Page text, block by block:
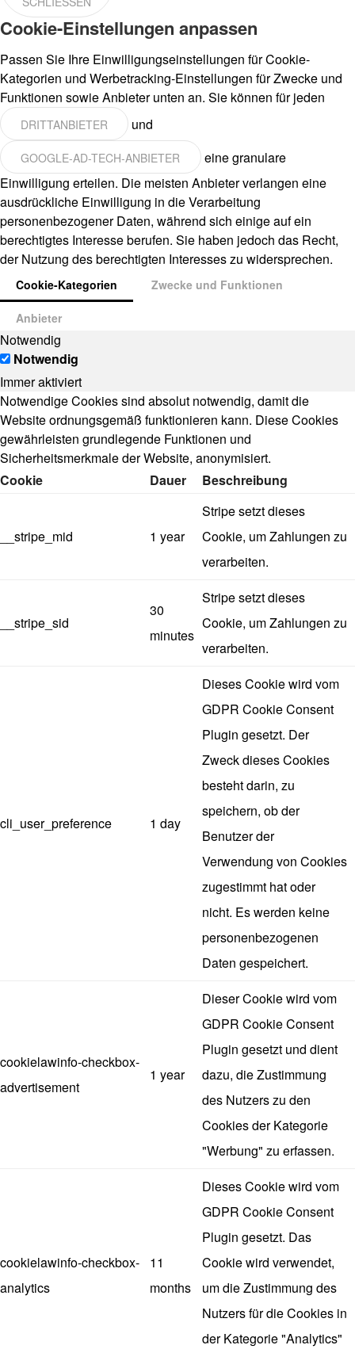
Cookie-Einstellungen anpassen
Passen Sie Ihre Einwilligungseinstellungen für Cookie-
Kategorien und Werbetracking-Einstellungen für Zwecke und
Funktionen sowie Anbieter unten an. Sie können für jeden
DRITTANBIETER und
GOOGLE-AD-TECH-ANBIETER
eine granulare
Einwilligung erteilen. Die meisten Anbieter verlangen eine
ausdrückliche Einwilligung in die Verarbeitung
personenbezogener Daten, während sich einige auf ein
berechtigtes Interesse berufen. Sie haben jedoch das Recht,
der Nutzung des berechtigten Interesses zu widersprechen.
Cookie-Kategorien Zwecke und Funktionen
Anbieter
Notwendig
Notwendig
Immer aktiviert
Notwendige Cookies sind absolut notwendig, damit die
Website ordnungsgemäß funktionieren kann. Diese Cookies
gewährleisten grundlegende Funktionen und
Sicherheitsmerkmale der Website, anonymisiert.
Cookie
Dauer Beschreibung
__stripe_mid 1 year
Stripe setzt dieses
Cookie, um Zahlungen zu
verarbeiten.
__stripe_sid
30
minutes
Stripe setzt dieses
Cookie, um Zahlungen zu
verarbeiten.
cli_user_preference 1 day
Dieses Cookie wird vom
GDPR Cookie Consent
Plugin gesetzt. Der
Zweck dieses Cookies
besteht darin, zu
speichern, ob der
Benutzer der
Verwendung von Cookies
zugestimmt hat oder
nicht. Es werden keine
personenbezogenen
Daten gespeichert.
cookielawinfo-checkbox-
advertisement
1 year
Dieser Cookie wird vom
GDPR Cookie Consent
Plugin gesetzt und dient
dazu, die Zustimmung
des Nutzers zu den
Cookies der Kategorie
"Werbung" zu erfassen.
cookielawinfo-checkbox-
analytics
11
months
Dieses Cookie wird vom
GDPR Cookie Consent
Plugin gesetzt. Das
Cookie wird verwendet,
um die Zustimmung des
Nutzers für die Cookies in
der Kategorie "Analytics"